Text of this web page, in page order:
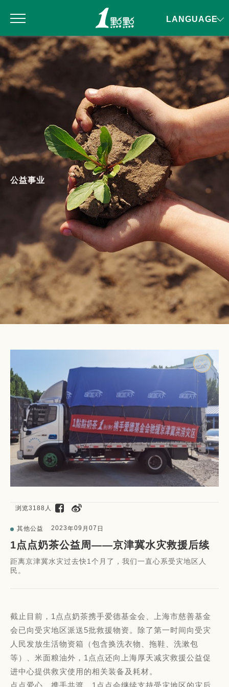
公益事业
其他公益 2023年09 月 07 日
浏览3188人
1点点奶茶公益周——京津冀水灾救援后续
距离京津冀水灾过去快1个月了，我们一直心系受灾地区人
民。
截止目前，1点点奶茶携手爱德基金会、上海市慈善基金
会已向受灾地区派送5批救援物资。除了第一时间向受灾
人民发放生活物资箱（包含换洗衣物、拖鞋、洗漱包
等）、米面粮油外，1点点还向上海厚天减灾救援公益促
进中心提供救灾使用的相关装备及耗材。
点点爱心，携手共渡。1点点会继续支持受灾地区的灾后
LANGUAGE